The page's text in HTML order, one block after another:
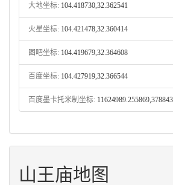
大地坐标: 104.418730,32.362541
火星坐标: 104.421478,32.360414
图吧坐标: 104.419679,32.364608
百度坐标: 104.427919,32.366544
百度墨卡托米制坐标:
山王庙地图